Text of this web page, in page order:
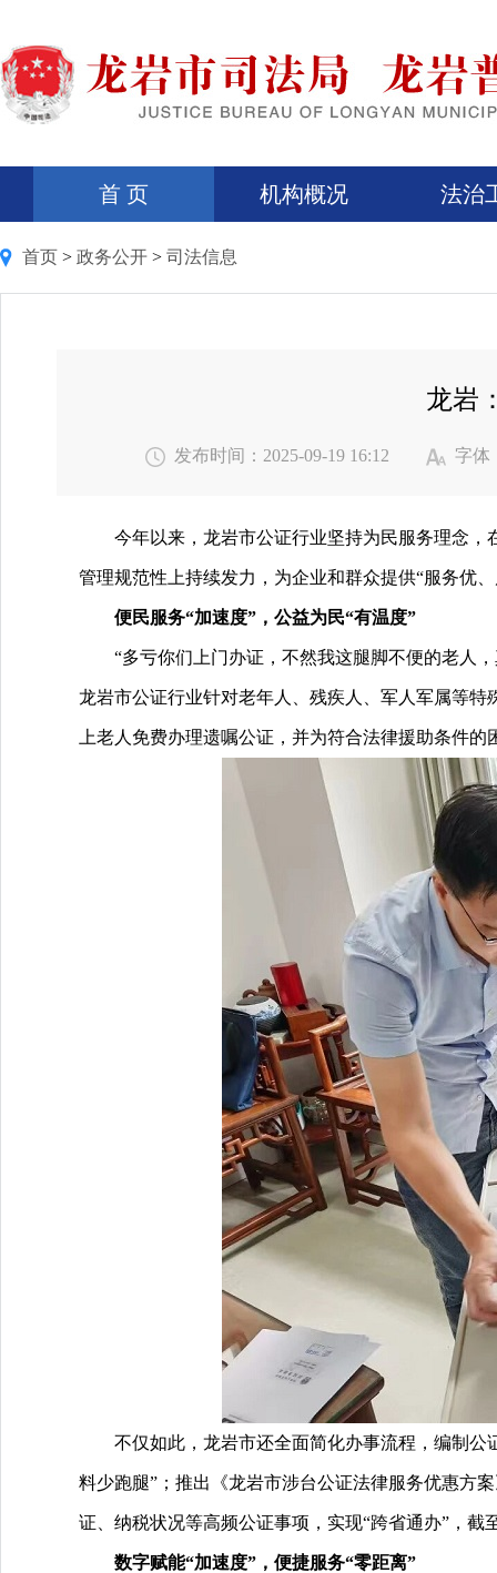
首 页 机构概况 法治
首页 > 政务公开 > 司法信息
龙岩
发布时间：2025-09-19 16:12 字体
今年以来，龙岩市公证行业坚持为民服务理念
管理规范性上持续发力，为企业和群众提供“服务优
便民服务“加速度”，公益为民“有温度”
“多亏你们上门办证，不然我这腿脚不便的老人
龙岩市公证行业针对老年人、残疾人、军人军属等特
上老人免费办理遗嘱公证，并为符合法律援助条件
不仅如此，龙岩市还全面简化办事流程，编制公
料少跑腿”；推出《龙岩市涉台公证法律服务优惠方
证、纳税状况等高频公证事项，实现“跨省通办”，截
数字赋能“加速度”，便捷服务“零距离”